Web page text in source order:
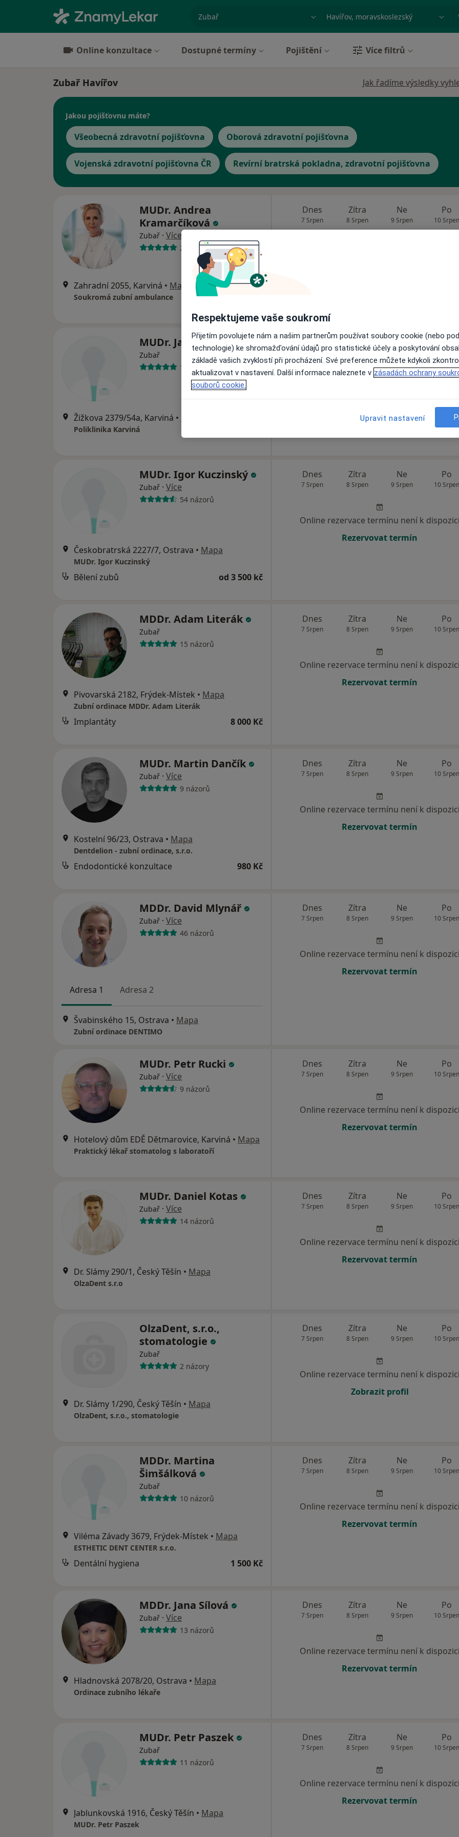
specializace, nemoc nebo příjmení Město nebo region
Online konzultace Dostupné termíny Pojištění Více filtrů
Zubař Havířov Jak řadíme výsledky
Jakou pojišťovnu máte?
Všeobecná zdravotní pojišťovna Oborová zdravotní pojišťovna
Vojenská zdravotní pojišťovna ČR Revírní bratrská pokladna, zdravotní pojišťovna
MUDr. Andrea
Kramarčíková
Zubař · Více
20 názorů
Zahradní 2055, Karviná • Mapa
Soukromá zubní ambulance
Dnes
7 Srpen
Zítra
8 Srpen
Ne
9 Srpen
Po
10 Srpen
MUDr. Jan Lugsch
Zubař
13 názorů
Žižkova 2379/54a, Karviná •
Poliklinika Karviná
Dnes
7 Srpen
Zítra
8 Srpen
Ne
9 Srpen
Po
10 Srpen
MUDr. Igor Kuczinský
Zubař · Více
54 názorů
Českobratrská 2227/7, Ostrava • Mapa
MUDr. Igor Kuczinský
Bělení zubů od 3 500 kč
Dnes
7 Srpen
Zítra
8 Srpen
Ne
9 Srpen
Po
10 Srpen
Online rezervace termínu není k dispozici
Rezervovat termín
MDDr. Adam Literák
Zubař
15 názorů
Pivovarská 2182, Frýdek-Místek • Mapa
Zubní ordinace MDDr. Adam Literák
Implantáty 8 000 Kč
Dnes
7 Srpen
Zítra
8 Srpen
Ne
9 Srpen
Po
10 Srpen
Online rezervace termínu není k dispozici
Rezervovat termín
MUDr. Martin Dančík
Zubař · Více
9 názorů
Kostelní 96/23, Ostrava • Mapa
Dentdelion - zubní ordinace, s.r.o.
Endodontické konzultace 980 Kč
Dnes
7 Srpen
Zítra
8 Srpen
Ne
9 Srpen
Po
10 Srpen
Online rezervace termínu není k dispozici
Rezervovat termín
MDDr. David Mlynář
Zubař · Více
46 názorů
Adresa 1 Adresa 2
Švabinského 15, Ostrava • Mapa
Zubní ordinace DENTIMO
Dnes
7 Srpen
Zítra
8 Srpen
Ne
9 Srpen
Po
10 Srpen
Online rezervace termínu není k dispozici
Rezervovat termín
MUDr. Petr Rucki
Zubař · Více
9 názorů
Hotelový dům EDĚ Dětmarovice, Karviná • Mapa
Praktický lékař stomatolog s laboratoří
Dnes
7 Srpen
Zítra
8 Srpen
Ne
9 Srpen
Po
10 Srpen
Online rezervace termínu není k dispozici
Rezervovat termín
MUDr. Daniel Kotas
Zubař · Více
14 názorů
Dr. Slámy 290/1, Český Těšín • Mapa
OlzaDent s.r.o
Dnes
7 Srpen
Zítra
8 Srpen
Ne
9 Srpen
Po
10 Srpen
Online rezervace termínu není k dispozici
Rezervovat termín
OlzaDent, s.r.o.,
stomatologie
Zubař
2 názory
Dr. Slámy 1/290, Český Těšín • Mapa
OlzaDent, s.r.o., stomatologie
Dnes
7 Srpen
Zítra
8 Srpen
Ne
9 Srpen
Po
10 Srpen
Online rezervace termínu není k dispozici
Zobrazit profil
MDDr. Martina
Šimšálková
Zubař
10 názorů
Viléma Závady 3679, Frýdek-Místek • Mapa
ESTHETIC DENT CENTER s.r.o.
Dentální hygiena 1 500 Kč
Dnes
7 Srpen
Zítra
8 Srpen
Ne
9 Srpen
Po
10 Srpen
Online rezervace termínu není k dispozici
Rezervovat termín
MDDr. Jana Sílová
Zubař · Více
13 názorů
Hladnovská 2078/20, Ostrava • Mapa
Ordinace zubního lékaře
Dnes
7 Srpen
Zítra
8 Srpen
Ne
9 Srpen
Po
10 Srpen
Online rezervace termínu není k dispozici
Rezervovat termín
MUDr. Petr Paszek
Zubař
11 názorů
Jablunkovská 1916, Český Těšín • Mapa
MUDr. Petr Paszek
Dnes
7 Srpen
Zítra
8 Srpen
Ne
9 Srpen
Po
10 Srpen
Online rezervace termínu není k dispozici
Rezervovat termín
Respektujeme vaše soukromí
Přijetím povolujete nám a našim partnerům používat soubory cookie (nebo
technologie) ke shromažďování údajů pro statistické účely a poskytování
základě vašich zvyklostí při procházení. Své preference můžete kdykoli
aktualizovat v nastavení. Další informace naleznete v zásadách ochrany
souborů cookie.
Upravit nastavení